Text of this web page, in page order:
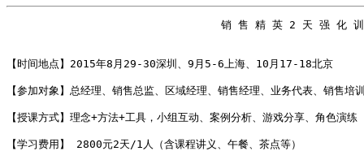
销 售 精 英 2 天 强 化
【时间地点】2015年8月29-30深圳、9月5-6上海、10月17-18北京
【参加对象】总经理、销售总监、区域经理、销售经理、业务代表、销售
【授课方式】理念+方法+工具，小组互动、案例分析、游戏分享、角色演练
【学习费用】 2800元2天/1人（含课程讲义、午餐、茶点等）